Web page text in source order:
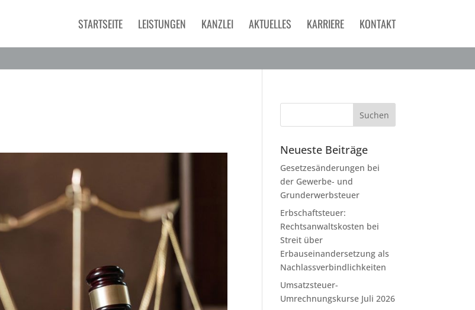
STARTSEITE LEISTUNGEN KANZLEI AKTUELLES KARRIERE KONTAKT
Neueste Beiträge
Gesetzesänderungen bei
der Gewerbe- und
Grunderwerbsteuer
Erbschaftsteuer:
Rechtsanwaltskosten bei
Streit über
Erbauseinandersetzung als
Nachlassverbindlichkeiten
Umsatzsteuer-
Umrechnungskurse Juli 2026